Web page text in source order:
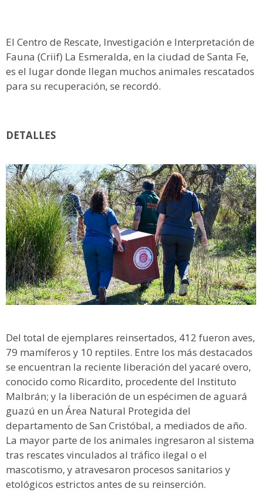
El Centro de Rescate, Investigación e Interpretación de
Fauna (Criif) La Esmeralda, en la ciudad de Santa Fe,
es el lugar donde llegan muchos animales rescatados
para su recuperación, se recordó.
DETALLES
Del total de ejemplares reinsertados, 412 fueron aves,
79 mamíferos y 10 reptiles. Entre los más destacados
se encuentran la reciente liberación del yacaré overo,
conocido como Ricardito, procedente del Instituto
Malbrán; y la liberación de un espécimen de aguará
guazú en un Área Natural Protegida del
departamento de San Cristóbal, a mediados de año.
La mayor parte de los animales ingresaron al sistema
tras rescates vinculados al tráfico ilegal o el
mascotismo, y atravesaron procesos sanitarios y
etológicos estrictos antes de su reinserción.